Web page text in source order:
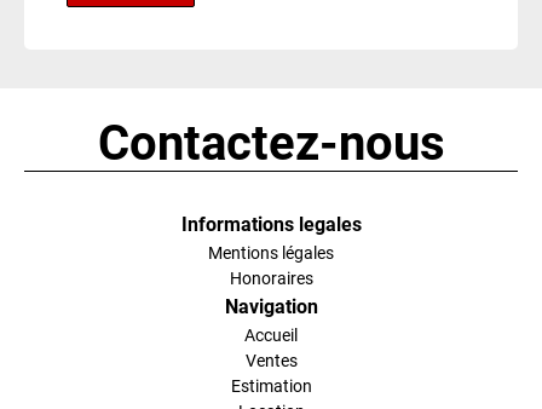
Contactez-nous
Informations legales
Mentions légales
Honoraires
Navigation
Accueil
Ventes
Estimation